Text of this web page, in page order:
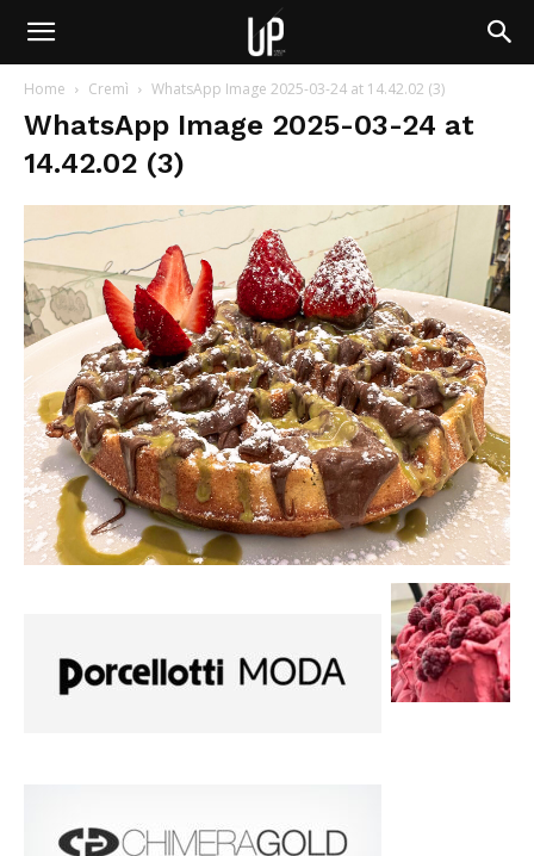
Home Cremì WhatsApp Image 2025-03-24 at 14.42.02 (3)
WhatsApp Image 2025-03-24 at
14.42.02 (3)